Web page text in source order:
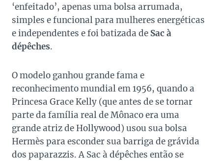
‘enfeitado’, apenas uma bolsa arrumada,
simples e funcional para mulheres energéticas
e independentes e foi batizada de Sac à
dépêches.
O modelo ganhou grande fama e
reconhecimento mundial em 1956, quando a
Princesa Grace Kelly (que antes de se tornar
parte da família real de Mônaco era uma
grande atriz de Hollywood) usou sua bolsa
Hermès para esconder sua barriga de grávida
dos paparazzis. A Sac à dépêches então se